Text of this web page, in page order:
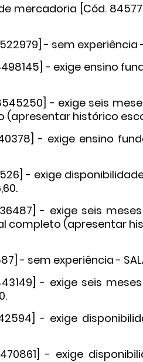
mercadoria [Cód.
- sem experiência -
- exige ensino
- exige seis
histórico
- exige ensino
- exige
- exige seis
completo (apresentar
- sem experiência -
- exige seis
- exige
- exige